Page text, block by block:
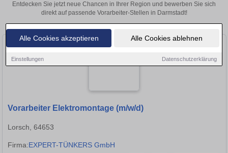
Alle Cookies akzeptieren Alle Cookies ablehnen
Einstellungen Datenschutzerklärung
Entdecken Sie jetzt neue Chancen in Ihrer Region und bewerben Sie sich
direkt auf passende Vorarbeiter-Stellen in Darmstadt!
Vorarbeiter Elektromontage (m/w/d)
Lorsch, 64653
Firma:EXPERT-TÜNKERS GmbH